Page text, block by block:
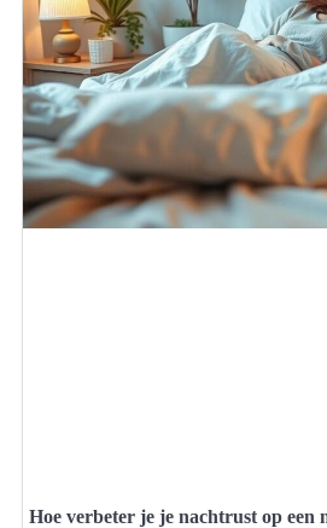
Hoe verbeter je je nachtrust op